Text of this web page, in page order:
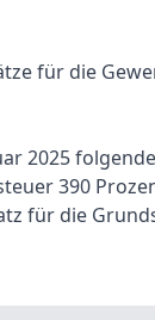
für die
2025
390
für die